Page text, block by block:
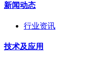
新闻动态
行业资讯
技术及应用